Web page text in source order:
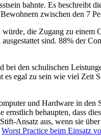
bahnte. Es beschreibt
zwischen den 7
die Zugang zu einem
sind. 88% der
den schulischen
egal zu sein wie viel Zeit
und Hardware in den
behaupten, dass
Ansatz aus, wenn sie
Worst Practice beim Einsatz